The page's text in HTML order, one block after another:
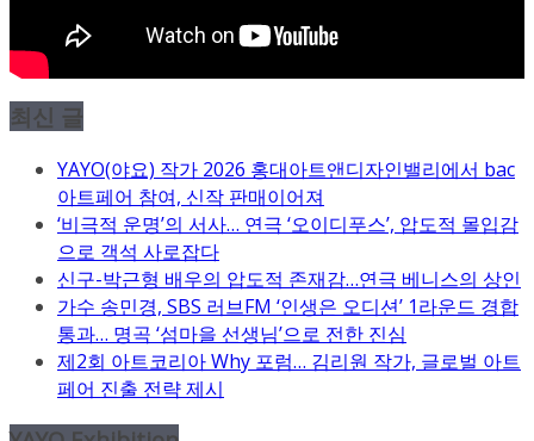
최신 글
YAYO(야요) 작가 2026 홍대아트앤디자인밸리에서 bac
아트페어 참여, 신작 판매이어져
‘비극적 운명’의 서사… 연극 ‘오이디푸스’, 압도적 몰입감
으로 객석 사로잡다
신구-박근형 배우의 압도적 존재감…연극 베니스의 상인
가수 송민경, SBS 러브FM ‘인생은 오디션’ 1라운드 경합
통과… 명곡 ‘섬마을 선생님’으로 전한 진심
제2회 아트코리아 Why 포럼… 김리원 작가, 글로벌 아트
페어 진출 전략 제시